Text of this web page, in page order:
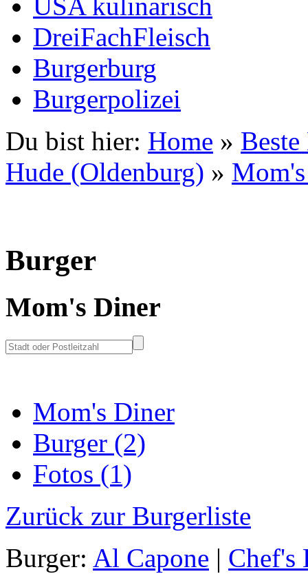
DreiFachFleisch
Burgerburg
Burgerpolizei
Du bist hier: Home »
Hude (Oldenburg) »
Burger
Mom's Diner
Mom's Diner
Burger (2)
Fotos (1)
Zurück zur Burgerliste
Burger: Al Capone | Chef's